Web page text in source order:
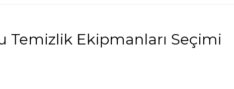
Temizlik Ekipmanları Seçimi